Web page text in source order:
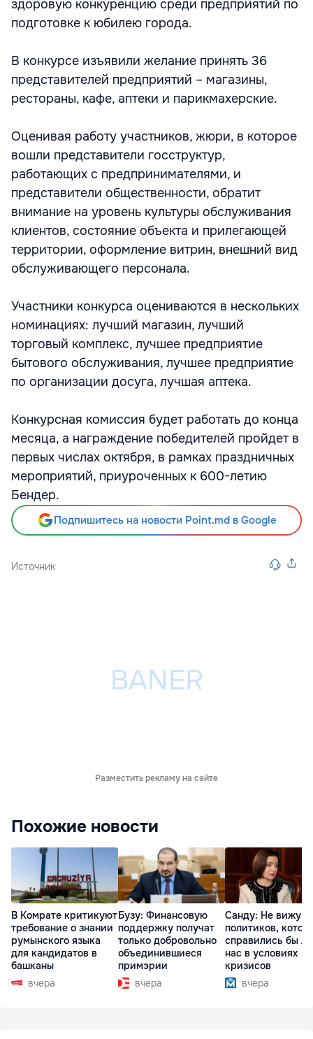
здоровую конкуренцию среди предприятий по
подготовке к юбилею города.
В конкурсе изъявили желание принять 36
представителей предприятий – магазины,
рестораны, кафе, аптеки и парикмахерские.
Оценивая работу участников, жюри, в которое
вошли представители госструктур,
работающих с предпринимателями, и
представители общественности, обратит
внимание на уровень культуры обслуживания
клиентов, состояние объекта и прилегающей
территории, оформление витрин, внешний вид
обслуживающего персонала.
Участники конкурса оцениваются в нескольких
номинациях: лучший магазин, лучший
торговый комплекс, лучшее предприятие
бытового обслуживания, лучшее предприятие
по организации досуга, лучшая аптека.
Конкурсная комиссия будет работать до конца
месяца, а награждение победителей пройдет в
первых числах октября, в рамках праздничных
мероприятий, приуроченных к 600-летию
Бендер.
Подпишитесь на новости Point.md в Google
Источник
Разместить рекламу на сайте
Похожие новости
В Комрате критикуют
требование о знании
румынского языка
для кандидатов в
башканы
вчера
Бузу: Финансовую
поддержку получат
только добровольно
объединившиеся
примэрии
вчера
Санду: Не вижу
политиков,
справились бы
нас в условиях
кризисов
вчера